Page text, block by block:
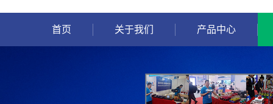
首页 关于我们 产品中心